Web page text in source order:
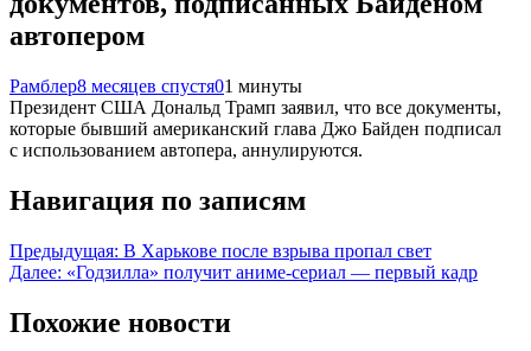
автопером
Рамблер8 месяцев спустя01 минуты
Президент США Дональд Трамп заявил, что все документы,
которые бывший американский глава Джо Байден подписал
с использованием автопера, аннулируются.
Навигация по записям
Предыдущая: В Харькове после взрыва пропал свет
Далее: «Годзилла» получит аниме-сериал — первый кадр
Похожие новости